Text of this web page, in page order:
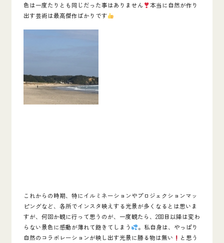
色は一度たりとも同じだった事はありません
本当に自然が作り
出す芸術は最高傑作ばかりです
これからの時期、特にイルミネーションやプロジェクションマッ
ピングなど、各所でインスタ映えする光景が多くなるとは思いま
すが、何回か観に行って思うのが、一度観たら、2回目以降は変わ
らない景色に感動が薄れて飽きてしまう
。私自身は、やっぱり
自然のコラボレーションが映し出す光景に勝る物は無い
と思う